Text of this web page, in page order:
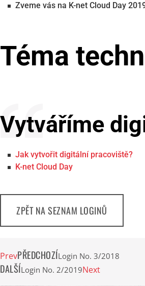
Zveme vás na K-net Cloud Day
Téma
Vytváříme
Jak vytvořit digitální pracoviště?
K-net Cloud Day
ZPĚT NA SEZNAM LOGINŮ
PrevPŘEDCHOZÍLogin No. 3/2018
DALŠÍLogin No. 2/2019Next